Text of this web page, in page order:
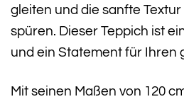
gleiten und die sanfte
spüren. Dieser Teppich ist
und ein Statement für Ihren
Mit seinen Maßen von 120